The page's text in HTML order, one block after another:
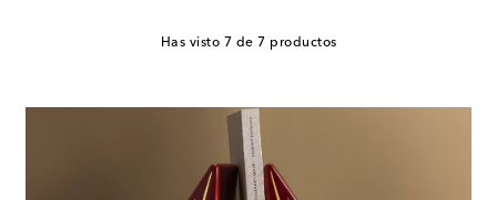
Has visto 7 de 7 productos